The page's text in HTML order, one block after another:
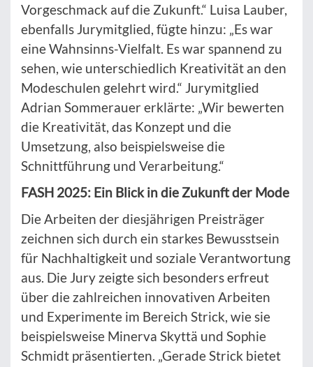
Vorgeschmack auf die Zukunft.“ Luisa Lauber,
ebenfalls Jurymitglied, fügte hinzu: „Es war
eine Wahnsinns-Vielfalt. Es war spannend zu
sehen, wie unterschiedlich Kreativität an den
Modeschulen gelehrt wird.“ Jurymitglied
Adrian Sommerauer erklärte: „Wir bewerten
die Kreativität, das Konzept und die
Umsetzung, also beispielsweise die
Schnittführung und Verarbeitung.“
FASH 2025: Ein Blick in die Zukunft der Mode
Die Arbeiten der diesjährigen Preisträger
zeichnen sich durch ein starkes Bewusstsein
für Nachhaltigkeit und soziale Verantwortung
aus. Die Jury zeigte sich besonders erfreut
über die zahlreichen innovativen Arbeiten
und Experimente im Bereich Strick, wie sie
beispielsweise Minerva Skyttä und Sophie
Schmidt präsentierten. „Gerade Strick bietet